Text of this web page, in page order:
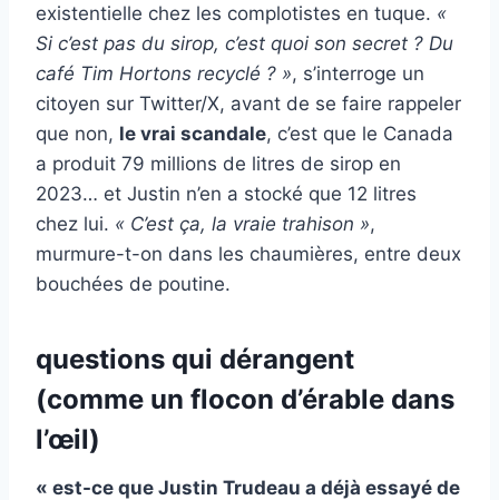
existentielle chez les complotistes en tuque. «
Si c’est pas du sirop, c’est quoi son secret ? Du
café Tim Hortons recyclé ? », s’interroge un
citoyen sur Twitter/X, avant de se faire rappeler
que non, le vrai scandale, c’est que le Canada
a produit 79 millions de litres de sirop en
2023… et Justin n’en a stocké que 12 litres
chez lui. « C’est ça, la vraie trahison »,
murmure-t-on dans les chaumières, entre deux
bouchées de poutine.
questions qui dérangent
(comme un flocon d’érable dans
l’œil)
« est-ce que Justin Trudeau a déjà essayé de